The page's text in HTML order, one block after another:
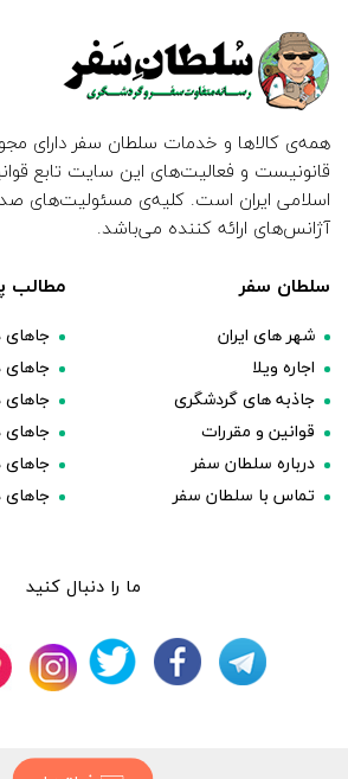
همه‌ی کالاها و خدمات سلطان سفر دارای
قانونیست و فعالیت‌های این سایت تابع
اسلامی ایران است. کلیه‌ی مسئولیت‌های
آژانس‌های ارائه کننده می‌باشد.
سلطان سفر
شهر های ایران
اجاره ویلا
جاذبه های گردشگری
قوانین و مقررات
درباره سلطان سفر
تماس با سلطان سفر
مطالب
جاهای
جاهای
جاهای
جاهای
ما را دنبال کنید